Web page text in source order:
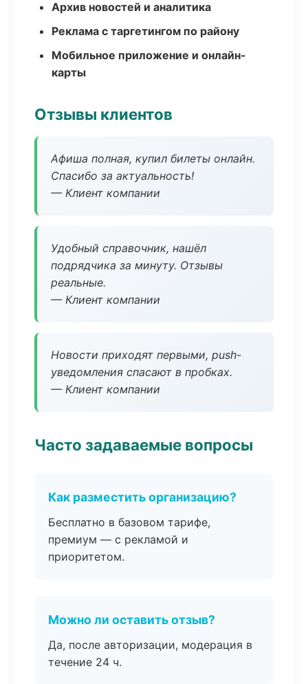
Архив новостей и аналитика
Реклама с таргетингом по району
Мобильное приложение и онлайн-
карты
Отзывы клиентов
Афиша полная, купил билеты онлайн.
Спасибо за актуальность!
— Клиент компании
Удобный справочник, нашёл
подрядчика за минуту. Отзывы
реальные.
— Клиент компании
Новости приходят первыми, push-
уведомления спасают в пробках.
— Клиент компании
Часто задаваемые вопросы
Как разместить организацию?
Бесплатно в базовом тарифе,
премиум — с рекламой и
приоритетом.
Можно ли оставить отзыв?
Да, после авторизации, модерация в
течение 24 ч.